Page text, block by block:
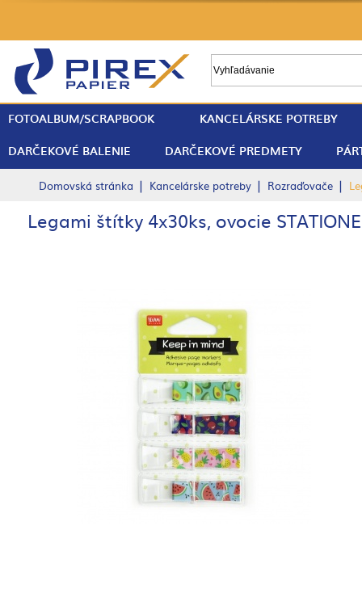
FOTOALBUM/SCRAPBOOK
KANCELÁRSKE POTREBY
DARČEKOVÉ BALENIE
DARČEKOVÉ PREDMETY
Domovská stránka | Kancelárske potreby | Rozraďovače |
Legami štítky 4x30ks, ovocie